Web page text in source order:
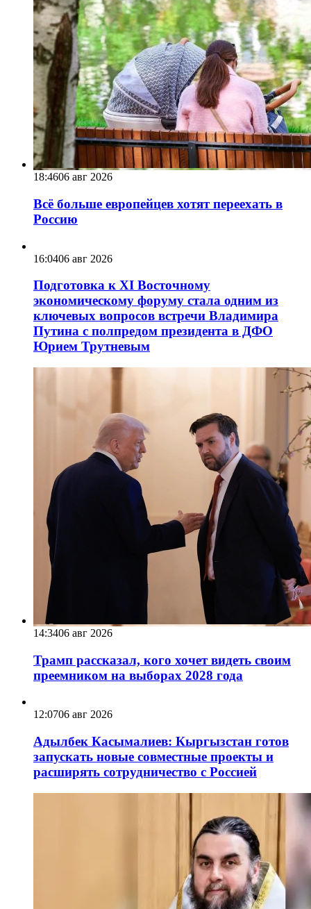
18:4606 авг 2026
Всё больше европейцев хотят переехать в
Россию
16:0406 авг 2026
Подготовка к XI Восточному
экономическому форуму стала одним из
ключевых вопросов встречи Владимира
Путина с полпредом президента в ДФО
Юрием Трутневым
14:3406 авг 2026
Трамп рассказал, кого хочет видеть своим
преемником на выборах 2028 года
12:0706 авг 2026
Адылбек Касымалиев: Кыргызстан готов
запускать новые совместные проекты и
расширять сотрудничество с Россией